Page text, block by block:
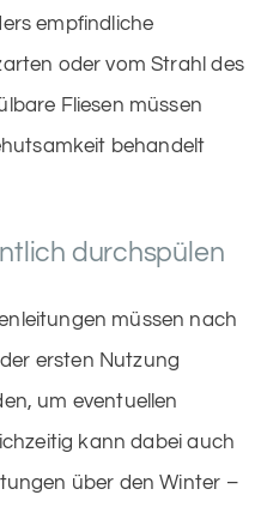
empfindliche
oder vom Strahl des
Fliesen müssen
behandelt
durchspülen
müssen nach
ersten Nutzung
um eventuellen
kann dabei auch
über den Winter –